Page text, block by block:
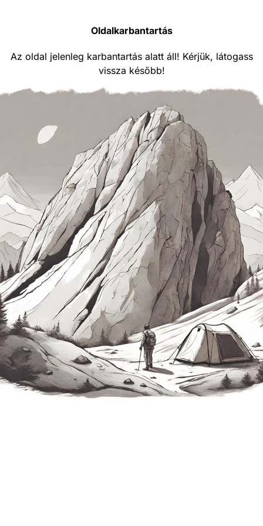
Oldalkarbantartás
Az oldal jelenleg karbantartás alatt áll! Kérjük, látogass
vissza később!